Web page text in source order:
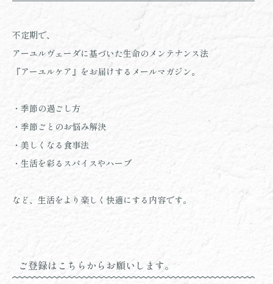
不定期で、
アーユルヴェーダに基づいた生命のメンテナンス法
『アーユルケア』をお届けするメールマガジン。
・季節の過ごし方
・季節ごとのお悩み解決
・美しくなる食事法
・生活を彩るスパイスやハーブ
など、生活をより楽しく快適にする内容です。
ご登録はこちらからお願いします。